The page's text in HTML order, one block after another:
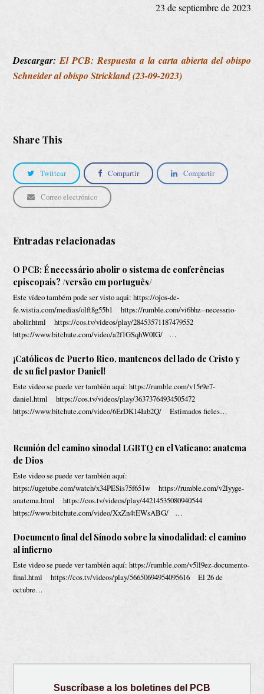
23 de septiembre de 2023
Descargar:El PCB: Respuesta a la carta abierta del obispo
Schneider al obispo Strickland (23-09-2023)
Share This
Twittear Compartir Compartir
Correo electrónico
Entradas relacionadas
O PCB: É necessário abolir o sistema de conferências
episcopais? /versão em português/
Este vídeo também pode ser visto aqui: https://ojos-de-
fe.wistia.com/medias/olft8g55b1 https://rumble.com/vi6bhz--necessrio-
abolir.html https://cos.tv/videos/play/28453571187479552
https://www.bitchute.com/video/a2f1GSqhW0IG/ …
¡Católicos de Puerto Rico, manteneos del lado de Cristo y
de su fiel pastor Daniel!
Este video se puede ver también aquí: https://rumble.com/v15r9e7-
daniel.html https://cos.tv/videos/play/36373764934505472
https://www.bitchute.com/video/6ErDK14Iab2Q/ Estimados fieles…
Reunión del camino sinodal LGBTQ en el Vaticano: anatema
de Dios
Este video se puede ver también aquí:
https://ugetube.com/watch/x34PESis75f651w https://rumble.com/v2lyyge-
anatema.html https://cos.tv/videos/play/44214535080940544
https://www.bitchute.com/video/XxZn4tEWsABG/ …
Documento final del Sínodo sobre la sinodalidad: el camino
al infierno
Este video se puede ver también aquí: https://rumble.com/v5ll9ez-documento-
final.html https://cos.tv/videos/play/56650694954095616 El 26 de
octubre…
Suscríbase a los boletines del PCB